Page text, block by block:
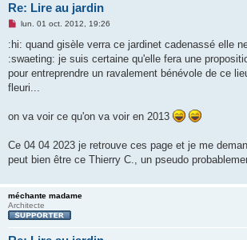
Re: Lire au jardin
M
s
a
g
n
l
lun. 01 oct. 2012, 19:26
:hi: quand gisèle verra ce jardinet cadenassé elle
:swaeting: je suis certaine qu'elle fera une
pour entreprendre un ravalement bénévole de ce
fleuri...
on va voir ce qu'on va voir en 2013
Ce 04 04 2023 je retrouve ces page et je me
peut bien être ce Thierry C., un pseudo
méchante madame
Architecte